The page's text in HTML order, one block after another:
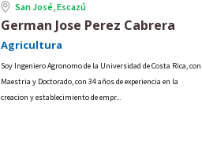
San José, Escazú
German Jose Perez Cabrera
Agricultura
Soy Ingeniero Agronomo de la Universidad de Costa Rica, con
Maestria y Doctorado, con 34 años de experiencia en la
creacion y establecimiento de empr...